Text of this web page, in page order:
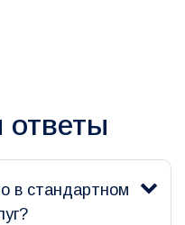
в стандартном